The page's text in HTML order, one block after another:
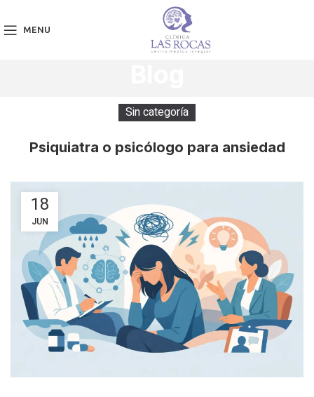
MENU
Sin categoría
Psiquiatra o psicólogo para ansiedad
18
JUN